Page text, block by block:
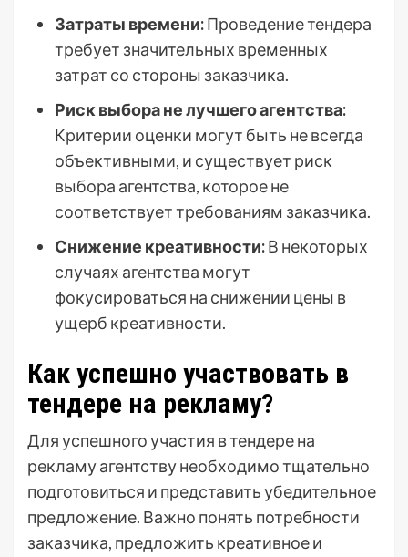
Затраты времени:Проведение тендера
требует значительных временных
затрат со стороны заказчика.
Риск выбора не лучшего агентства:
Критерии оценки могут быть не всегда
объективными, и существует риск
выбора агентства, которое не
соответствует требованиям заказчика.
Снижение креативности:В некоторых
случаях агентства могут
фокусироваться на снижении цены в
ущерб креативности.
Как успешно участвовать в
тендере на рекламу?
Для успешного участия в тендере на
рекламу агентству необходимо тщательно
подготовиться и представить убедительное
предложение. Важно понять потребности
заказчика, предложить креативное и